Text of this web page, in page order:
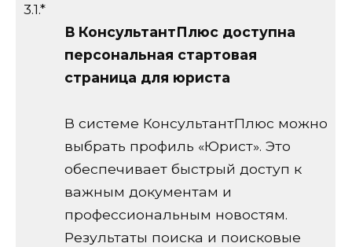
3.1.*
В КонсультантПлюс доступна
персональная стартовая
страница для юриста
В системе КонсультантПлюс можно
выбрать профиль «Юрист». Это
обеспечивает быстрый доступ к
важным документам и
профессиональным новостям.
Результаты поиска и поисковые